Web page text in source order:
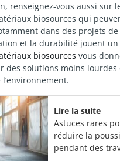
renseignez-vous aussi sur
biosources qui
dans des projets de
et la durabilité jouent un
biosources vous
des solutions moins lourdes
Lire la suite
Astuces rares
réduire la
pendant des